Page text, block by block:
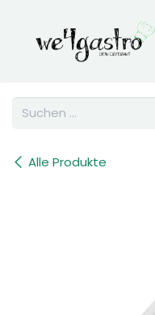
Alle Produkte